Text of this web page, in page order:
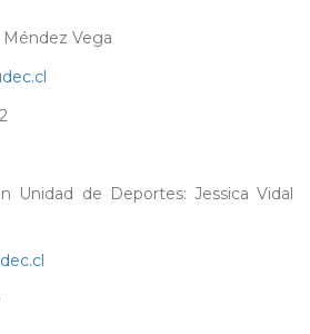
Vega
Unidad de Deportes: Jessica Vidal